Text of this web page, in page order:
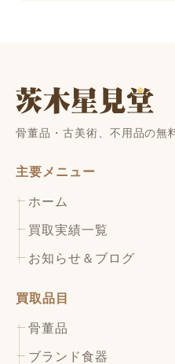
骨董品・古美術、不用品の無
主要メニュー
ホーム
買取実績一覧
お知らせ＆ブログ
買取品目
骨董品
ブランド食器